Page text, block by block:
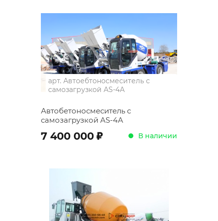
арт. Автоебтоносмеситель с
самозагрузкой AS-4А
Автобетоносмеситель с
самозагрузкой AS-4А
7 400 000 ; В наличии